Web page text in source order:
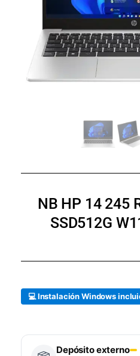
NB HP 14 245
SSD512G
💻 Instalación Windows
Depósito externo